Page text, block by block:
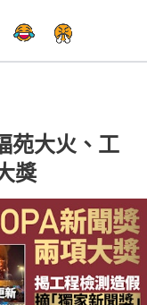
苑大火、工
獎